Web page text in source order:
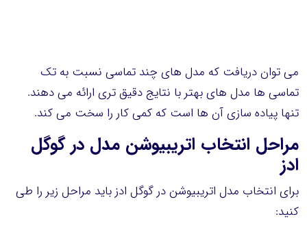
می توان دریافت که مدل های چند تماسی نسبت به تک
تماسی ها مدل های بهتر با نتایج دقیق تری ارائه می دهند.
تنها پیاده سازی آن ها است که کمی کار را سخت می کند.
مراحل انتخاب اتریبیوشن مدل در گوگل
ادز
برای انتخاب مدل اتریبیوشن در گوگل ادز باید مراحل زیر را طی
کنید: